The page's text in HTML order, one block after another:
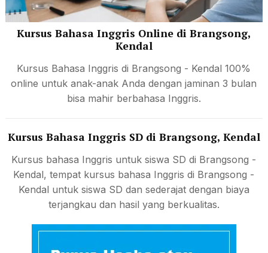
Kursus Bahasa Inggris Online di Brangsong,
Kendal
Kursus Bahasa Inggris di Brangsong - Kendal 100%
online untuk anak-anak Anda dengan jaminan 3 bulan
bisa mahir berbahasa Inggris.
Kursus Bahasa Inggris SD di Brangsong, Kendal
Kursus bahasa Inggris untuk siswa SD di Brangsong -
Kendal, tempat kursus bahasa Inggris di Brangsong -
Kendal untuk siswa SD dan sederajat dengan biaya
terjangkau dan hasil yang berkualitas.